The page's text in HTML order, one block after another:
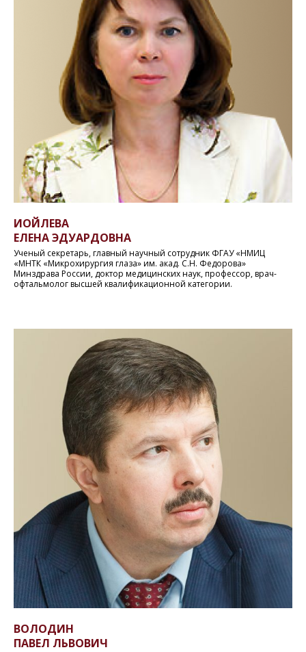
ИОЙЛЕВА
ЕЛЕНА ЭДУАРДОВНА
Ученый секретарь, главный научный сотрудник ФГАУ «НМИЦ
«МНТК «Микрохирургия глаза» им. акад. С.Н. Федорова»
Минздрава России, доктор медицинских наук, профессор, врач-
офтальмолог высшей квалификационной категории.
ВОЛОДИН
ПАВЕЛ ЛЬВОВИЧ